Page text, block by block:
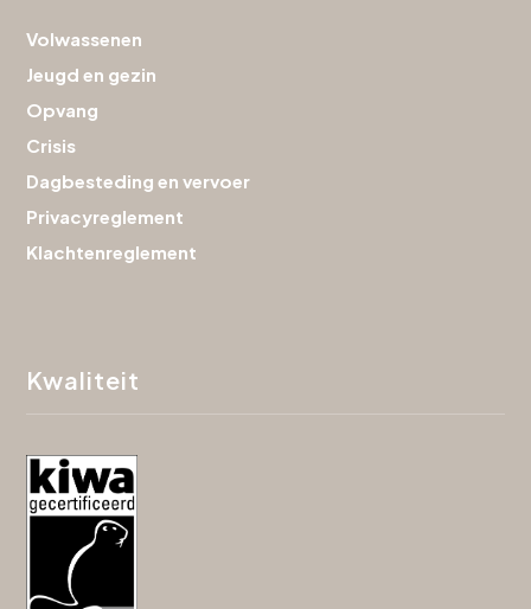
Volwassenen
Jeugd en gezin
Opvang
Crisis
Dagbesteding en vervoer
Privacyreglement
Klachtenreglement
Kwaliteit